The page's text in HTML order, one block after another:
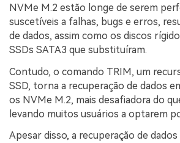
NVMe M.2 estão longe de serem
suscetíveis a falhas, bugs e erros,
de dados, assim como os discos
SSDs SATA3 que substituíram.
Contudo, o comando TRIM, um
SSD, torna a recuperação de dados
os NVMe M.2, mais desafiadora do
levando muitos usuários a optarem
Apesar disso, a recuperação de